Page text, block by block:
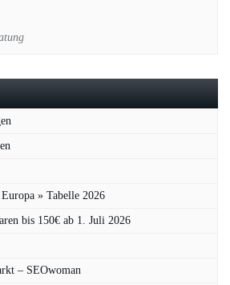
» Tabelle 2026
bis 150€ ab 1. Juli 2026
– SEOwoman